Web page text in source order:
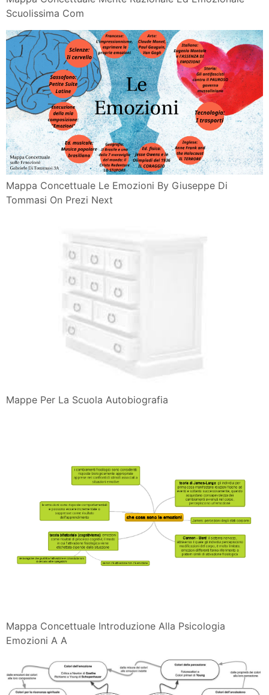
Scuolissima Com
Mappa Concettuale Le Emozioni By Giuseppe Di
Tommasi On Prezi Next
Mappe Per La Scuola Autobiografia
Mappa Concettuale Introduzione Alla Psicologia
Emozioni A A